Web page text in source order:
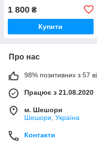
1 800 ₴
Купити
Про нас
98% позитивних з 57
Працює з 21.08.2020
м. Шешори
Шешори, Україна
Контакти